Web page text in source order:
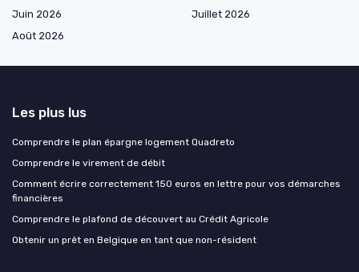
Juin 2026
Juillet 2026
Août 2026
Les plus lus
Comprendre le plan épargne logement Quadreto
Comprendre le virement de débit
Comment écrire correctement 150 euros en lettre pour vos démarches
financières
Comprendre le plafond de découvert au Crédit Agricole
Obtenir un prêt en Belgique en tant que non-résident